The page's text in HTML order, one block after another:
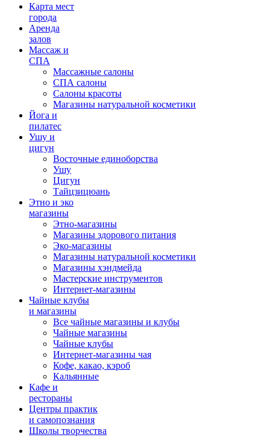
Карта мест
города
Аренда
залов
Массаж и
СПА
Массажные салоны
СПА салоны
Салоны красоты
Магазины натуральной косметики
Йога и
пилатес
Ушу и
цигун
Восточные единоборства
Ушу
Цигун
Тайцзицюань
Этно и эко
магазины
Этно-магазины
Магазины здорового питания
Эко-магазины
Магазины натуральной косметики
Магазины хэндмейда
Мастерские инструментов
Интернет-магазины
Чайные клубы
и магазины
Все чайные магазины и клубы
Чайные магазины
Чайные клубы
Интернет-магазины чая
Кофе, какао, кэроб
Кальянные
Кафе и
рестораны
Центры практик
и самопознания
Школы творчества